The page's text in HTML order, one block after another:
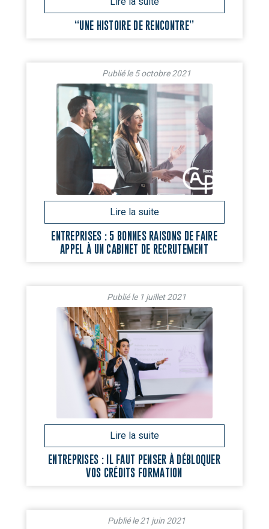
“UNE HISTOIRE DE RENCONTRE”
ENTREPRISES : 5 BONNES RAISONS DE FAIRE
APPEL À UN CABINET DE RECRUTEMENT
5 octobre 2021
ENTREPRISES : IL FAUT PENSER À DÉBLOQUER
VOS CRÉDITS FORMATION
1 juillet 2021
21 juin 2021